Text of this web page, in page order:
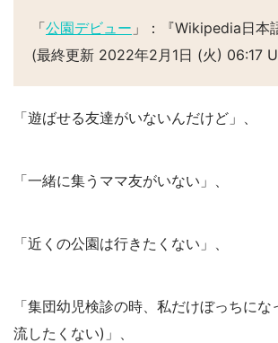
「公園デビュー 」：『Wikipedia日本
(最終更新 2022年2月1日 (火) 06:17
「遊ばせる友達がいないんだけど」、
「一緒に集うママ友がいない」、
「近くの公園は行きたくない」、
「集団幼児検診の時、私だけぼっちに
流したくない)」、